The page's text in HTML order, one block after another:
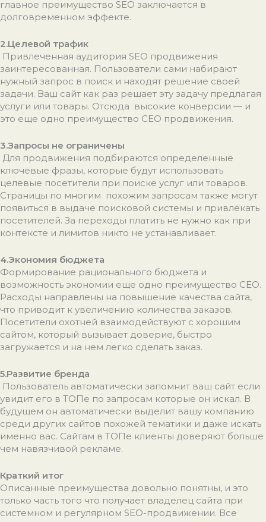
главное преимущество SEO заключается в
долговременном эффекте.
2.Целевой трафик
Привлеченная аудитория SEO продвижения
заинтересованная. Пользователи сами набирают
нужный запрос в поиск и находят решение своей
задачи. Ваш сайт как раз решает эту задачу предлагая
услуги или товары. Отсюда высокие конверсии — и
это еще одно преимущество СЕО продвижения.
3.Запросы не ограничены
Для продвижения подбираются определенные
ключевые фразы, которые будут использовать
целевые посетители при поиске услуг или товаров.
Страницы по многим похожим запросам также могут
появиться в выдаче поисковой системы и привлекать
посетителей. За переходы платить не нужно как при
контексте и лимитов никто не устанавливает.
4.Экономия бюджета
Формирование рационального бюджета и
возможность экономии еще одно преимущество СЕО.
Расходы направлены на повышение качества сайта,
что приводит к увеличению количества заказов.
Посетители охотней взаимодействуют с хорошим
сайтом, который вызывает доверие, быстро
загружается и на нем легко сделать заказ.
5.Развитие бренда
Пользователь автоматически запомнит ваш сайт если
увидит его в ТОПе по запросам которые он искал. В
будущем он автоматически выделит вашу компанию
среди других сайтов похожей тематики и даже искать
именно вас. Сайтам в ТОПе клиенты доверяют больше
чем навязчивой рекламе.
Краткий итог
Описанные преимущества довольно понятны, и это
только часть того что получает владелец сайта при
системном и регулярном SEO-продвижении. Все